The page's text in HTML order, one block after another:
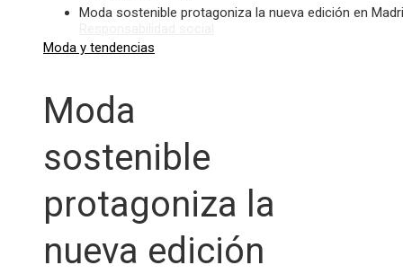
Moda sostenible protagoniza la nueva edición en
Moda y tendencias
Moda
sostenible
protagoniza la
nueva edición